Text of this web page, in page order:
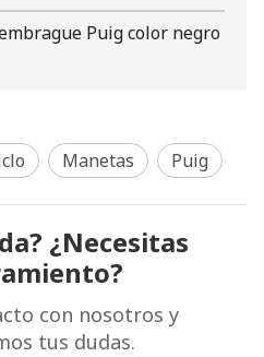
Puig color negro
Manetas Puig
¿Necesitas
con nosotros y
tus dudas.